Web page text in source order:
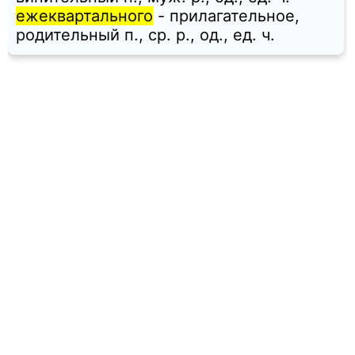
ежеквартального - прилагательное,
родительный п., ср. p., од., ед. ч.